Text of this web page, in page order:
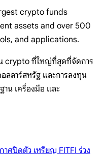
crypto funds
assets and over 500
and applications.
crypto ที่ใหญ่ที่สุดที่จัดการ
ลลาร์สหรัฐ และการลงทุน
าน เครื่องมือ และ
ศปิดตัว เหรียญ FITFI ร่วง